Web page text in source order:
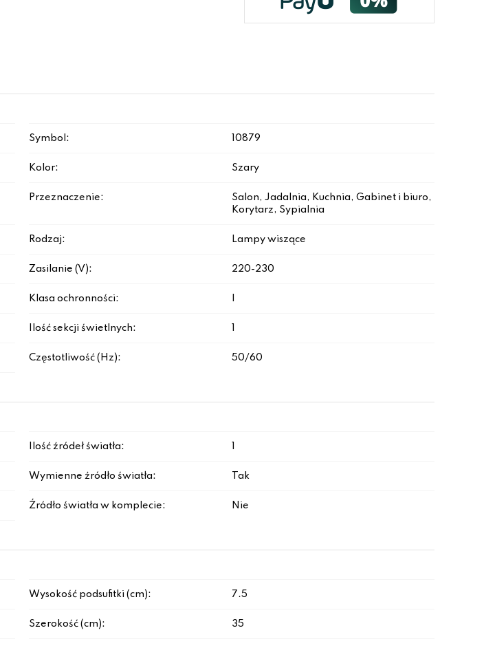
Symbol: 10879
Kolor: Szary
Przeznaczenie:
Salon, Jadalnia, Kuchnia, Gabinet i biuro,
Korytarz, Sypialnia
Rodzaj: Lampy wiszące
Zasilanie (V): 220-230
Klasa ochronności:
Ilość sekcji świetlnych:
Częstotliwość (Hz): 50/60
Ilość źródeł światła:
Wymienne źródło światła: Tak
Źródło światła w komplecie: Nie
Wysokość podsufitki (cm): 7.5
Szerokość (cm): 35